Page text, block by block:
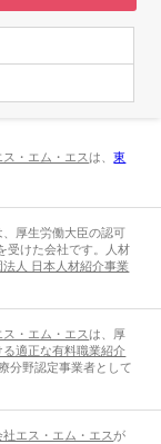
ス・エム・エスは、東
、厚生労働大臣の認可
受けた会社です。人材
法人 日本人材紹介事業
ス・エム・エスは、厚
適正な有料職業紹介
分野認定事業者として
社エス・エム・エスが